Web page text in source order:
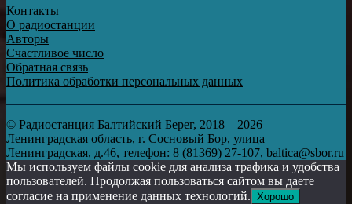
Контакты
О радиостанции
Авторы
Счастливое число
Обратная связь
Политика обработки персональных данных
© Радиостанция Балтийский Берег, 2018—2026
Ленинградская область, г. Сосновый Бор, улица
Ленинградская, д.46, телефон: 8 (81369) 27-107, baltica@sbor.ru
Мы используем файлы cookie для анализа трафика и удобства
пользователей. Продолжая пользоваться сайтом вы даете
согласие на применение данных технологий. Хорошо